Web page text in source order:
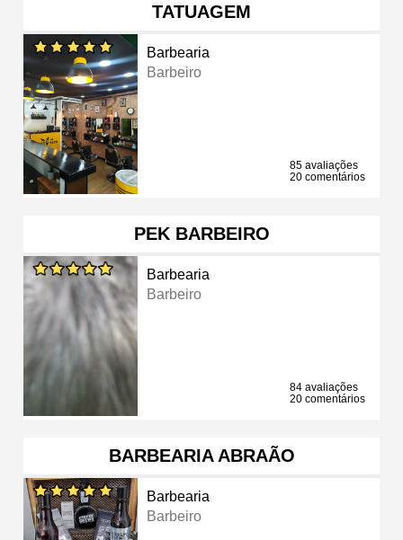
TATUAGEM
Barbearia
Barbeiro
85 avaliações
20 comentários
PEK BARBEIRO
Barbearia
Barbeiro
84 avaliações
20 comentários
BARBEARIA ABRAÃO
Barbearia
Barbeiro